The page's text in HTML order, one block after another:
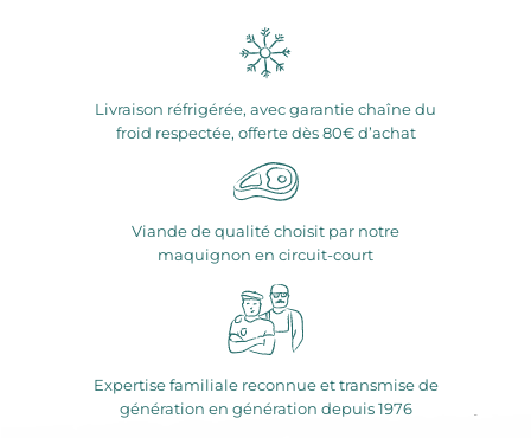
Livraison réfrigérée, avec garantie chaîne du
froid respectée, offerte dès 80€ d’achat
Viande de qualité choisit par notre
maquignon en circuit-court
Expertise familiale reconnue et transmise de
génération en génération depuis 1976